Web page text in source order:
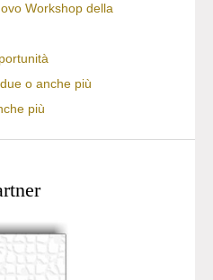
Workshop della
o anche più
più